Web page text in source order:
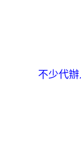
不少代